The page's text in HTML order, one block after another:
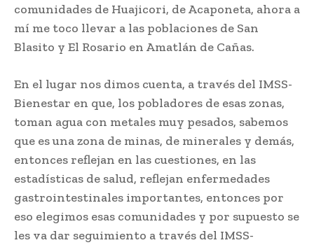
comunidades de Huajicori, de Acaponeta, ahora a
mí me toco llevar a las poblaciones de San
Blasito y El Rosario en Amatlán de Cañas.
En el lugar nos dimos cuenta, a través del IMSS-
Bienestar en que, los pobladores de esas zonas,
toman agua con metales muy pesados, sabemos
que es una zona de minas, de minerales y demás,
entonces reflejan en las cuestiones, en las
estadísticas de salud, reflejan enfermedades
gastrointestinales importantes, entonces por
eso elegimos esas comunidades y por supuesto se
les va dar seguimiento a través del IMSS-